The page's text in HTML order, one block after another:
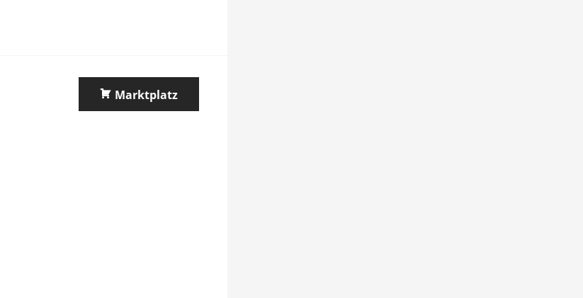
Marktplatz